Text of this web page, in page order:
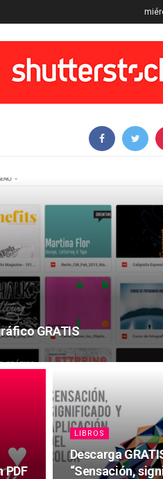
GRATIS
PDF
LIBROS
Descarga
“Sensación,